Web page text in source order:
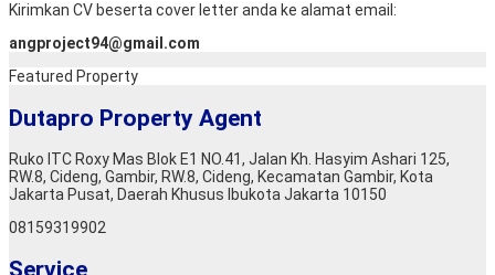
Kirimkan CV beserta cover letter anda ke alamat email:
angproject94@gmail.com
Featured Property
Dutapro Property Agent
Ruko ITC Roxy Mas Blok E1 NO.41, Jalan Kh. Hasyim Ashari 125,
RW.8, Cideng, Gambir, RW.8, Cideng, Kecamatan Gambir, Kota
Jakarta Pusat, Daerah Khusus Ibukota Jakarta 10150
08159319902
Service